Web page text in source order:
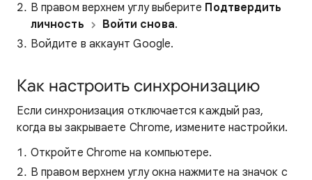
В правом верхнем углу выберите Подтвердить
личность
Войти снова.
Войдите в аккаунт Google.
Как настроить синхронизацию
Если синхронизация отключается каждый раз,
когда вы закрываете Chrome, измените настройки.
Откройте Chrome на компьютере.
В правом верхнем углу окна нажмите на значок с